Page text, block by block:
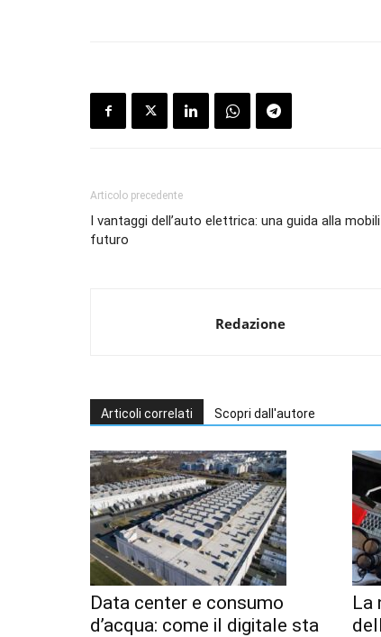
Articolo precedente
I vantaggi dell’auto elettrica: una guida alla
futuro
Redazione
Articoli correlati Scopri dall'autore
Data center e consumo
d’acqua: come il digitale sta
La